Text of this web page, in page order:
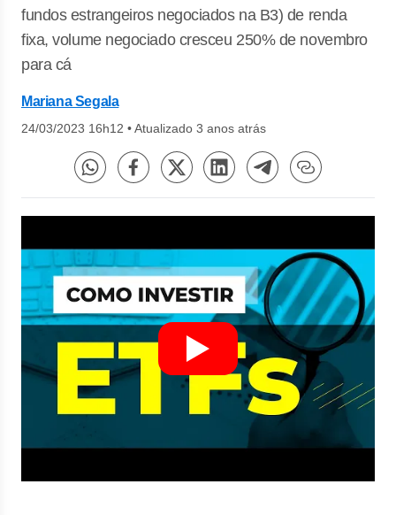
fundos estrangeiros negociados na B3) de renda
fixa, volume negociado cresceu 250% de novembro
para cá
Mariana Segala
24/03/2023 16h12 •Atualizado 3 anos atrás